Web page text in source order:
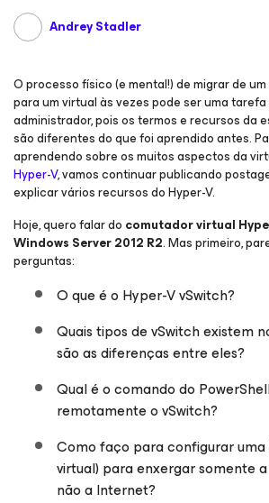
Andrey Stadler
O processo físico (e mental!) de migrar de
para um virtual às vezes pode ser uma
administrador, pois os termos e recursos da
são diferentes do que foi aprendido antes.
aprendendo sobre os muitos aspectos da
Hyper-V, vamos continuar publicando
explicar vários recursos do Hyper-V.
Hoje, quero falar do comutador virtual
Windows Server 2012 R2. Mas primeiro,
perguntas:
O que é o Hyper-V vSwitch?
Quais tipos de vSwitch existem
são as diferenças entre eles?
Qual é o comando do
remotamente o vSwitch?
Como faço para configurar uma
virtual) para enxergar somente
não a Internet?